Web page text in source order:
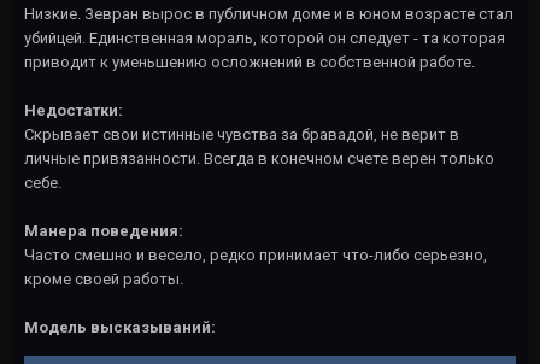
Низкие. Зевран вырос в публичном доме и в юном возрасте стал
убийцей. Единственная мораль, которой он следует - та которая
приводит к уменьшению осложнений в собственной работе.
Недостатки:
Скрывает свои истинные чувства за бравадой, не верит в
личные привязанности. Всегда в конечном счете верен только
себе.
Манера поведения:
Часто смешно и весело, редко принимает что-либо серьезно,
кроме своей работы.
Модель высказываний: